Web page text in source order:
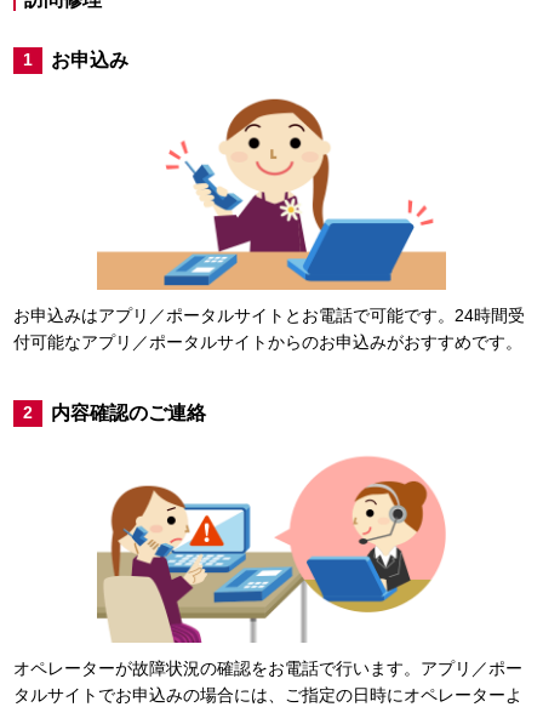
1 お申込み
お申込みはアプリ／ポータルサイトとお電話で可能です。24時間受
付可能なアプリ／ポータルサイトからのお申込みがおすすめです。
2 内容確認のご連絡
オペレーターが故障状況の確認をお電話で行います。アプリ／ポー
タルサイトでお申込みの場合には、ご指定の日時にオペレーターよ